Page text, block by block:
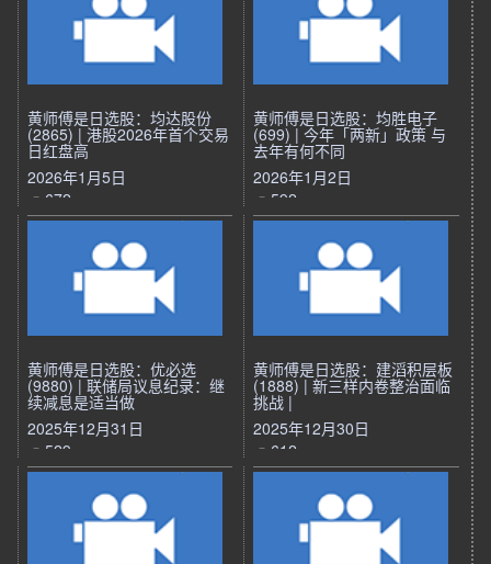
黄师傅是日选股：均达股份
(2865) | 港股2026年首个交易
日红盘高
2026年1月5日
672
黄师傅是日选股：均胜电子
(699) | 今年「两新」政策 与
去年有何不同
2026年1月2日
592
黄师傅是日选股：优必选
(9880) | 联储局议息纪录：继
续减息是适当做
2025年12月31日
529
黄师傅是日选股：建滔积层板
(1888) | 新三样内卷整治面临
挑战 |
2025年12月30日
612